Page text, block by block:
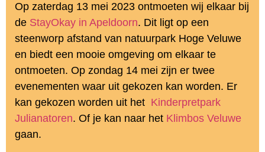
Op zaterdag 13 mei 2023 ontmoeten wij elkaar bij
de StayOkay in Apeldoorn. Dit ligt op een
steenworp afstand van natuurpark Hoge Veluwe
en biedt een mooie omgeving om elkaar te
ontmoeten. Op zondag 14 mei zijn er twee
evenementen waar uit gekozen kan worden. Er
kan gekozen worden uit het Kinderpretpark
Julianatoren. Of je kan naar het Klimbos Veluwe
gaan.